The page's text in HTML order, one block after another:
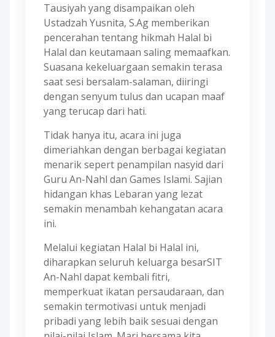
Tausiyah yang disampaikan oleh
Ustadzah Yusnita, S.Ag memberikan
pencerahan tentang hikmah Halal bi
Halal dan keutamaan saling memaafkan.
Suasana kekeluargaan semakin terasa
saat sesi bersalam-salaman, diiringi
dengan senyum tulus dan ucapan maaf
yang terucap dari hati.
Tidak hanya itu, acara ini juga
dimeriahkan dengan berbagai kegiatan
menarik sepert penampilan nasyid dari
Guru An-Nahl dan Games Islami. Sajian
hidangan khas Lebaran yang lezat
semakin menambah kehangatan acara
ini.
Melalui kegiatan Halal bi Halal ini,
diharapkan seluruh keluarga besarSIT
An-Nahl dapat kembali fitri,
memperkuat ikatan persaudaraan, dan
semakin termotivasi untuk menjadi
pribadi yang lebih baik sesuai dengan